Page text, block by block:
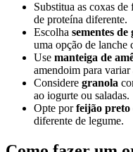
Substitua as coxas
de proteína diferente.
Escolha sementes de
uma opção de lanche
Use manteiga de
amendoim para variar
Considere granola
ao iogurte ou saladas.
Opte porfeijão preto
diferente de legume.